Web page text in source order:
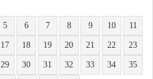
5 6 7 8 9 10 11
17 18 19 20 21 22 23
29 30 31 32 33 34 35